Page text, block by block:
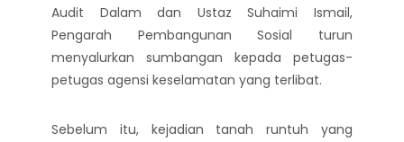
Audit Dalam dan Ustaz Suhaimi Ismail,
Pengarah Pembangunan Sosial turun
menyalurkan sumbangan kepada petugas-
petugas agensi keselamatan yang terlibat.
Sebelum itu, kejadian tanah runtuh yang